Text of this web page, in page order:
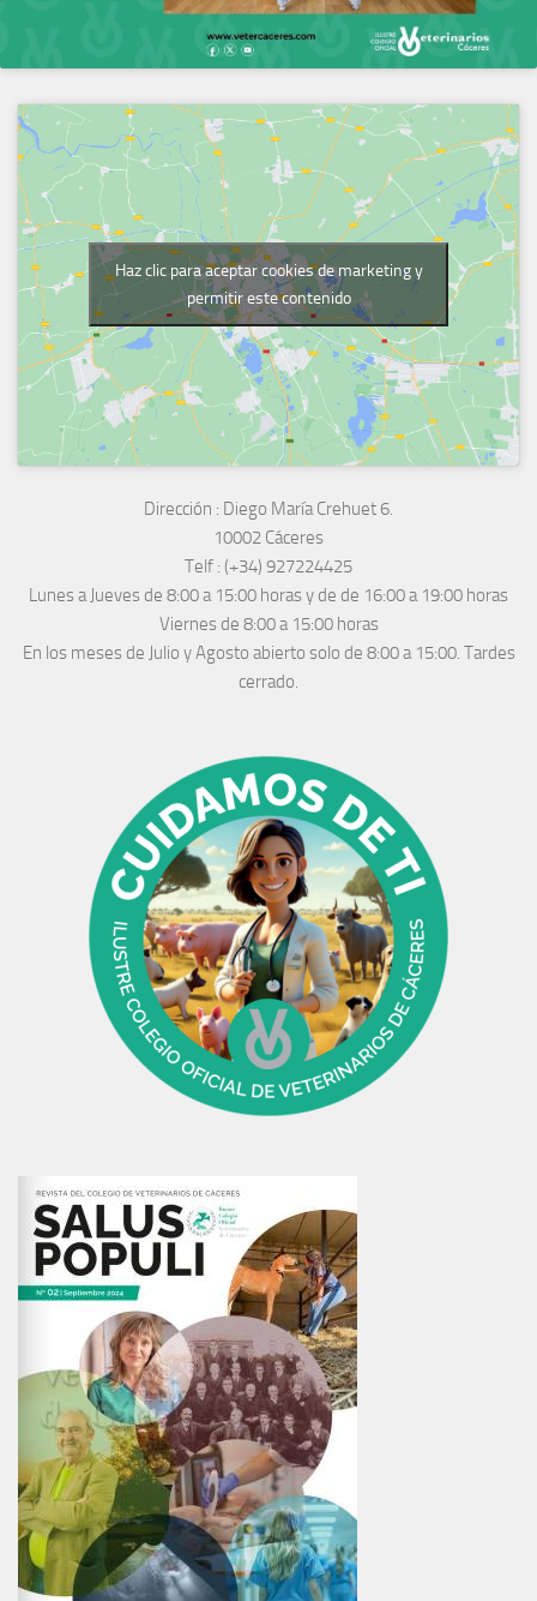
Haz clic para aceptar cookies de marketing y
permitir este contenido
Dirección : Diego María Crehuet 6.
10002 Cáceres
Telf : (+34) 927224425
Lunes a Jueves de 8:00 a 15:00 horas y de de 16:00 a 19:00 horas
Viernes de 8:00 a 15:00 horas
En los meses de Julio y Agosto abierto solo de 8:00 a 15:00. Tardes
cerrado.